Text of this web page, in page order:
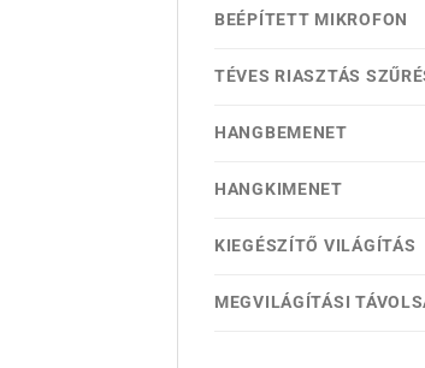
BEÉPÍTETT MIKROFON
TÉVES RIASZTÁS
HANGBEMENET
HANGKIMENET
KIEGÉSZÍTŐ VILÁGÍTÁS
MEGVILÁGÍTÁSI